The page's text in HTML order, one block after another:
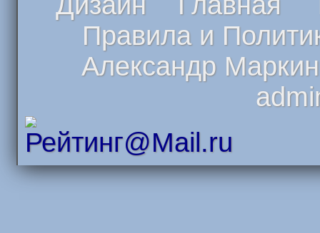
Правила и
Александр Маркин